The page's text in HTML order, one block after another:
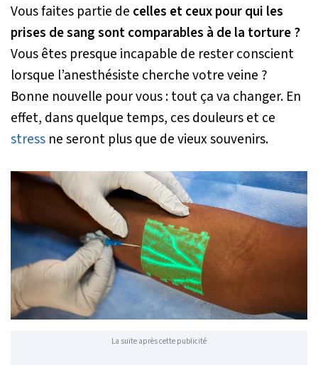
Vous faites partie de celles et ceux pour qui les
prises de sang sont comparables à de la torture ?
Vous êtes presque incapable de rester conscient
lorsque l’anesthésiste cherche votre veine ?
Bonne nouvelle pour vous : tout ça va changer. En
effet, dans quelque temps, ces douleurs et ce
stress ne seront plus que de vieux souvenirs.
La suite après cette publicité